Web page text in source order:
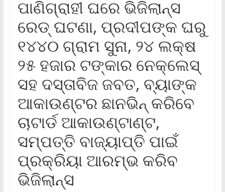
ପାଣିଗ୍ରାହୀ ଘରେ ଭିଜିଲାନ୍ସ
ରେଡ୍‌ ଘଟଣା, ପ୍ରଦୀପଙ୍କ ଘରୁ
୧୪୪୦ ଗ୍ରାମ ସୁନା, ୨୪ ଲକ୍ଷ
୨୫ ହଜାର ଟଙ୍କାର ନେକ୍‌ଲେସ୍‌
ସହ ଦସ୍ତାବିଜ ଜବତ, ବ୍ୟାଙ୍କ
ଆକାଉଣ୍ଟର ଛାନଭିନ୍ କରିବେ
ଚାଟାର୍ଡ ଆକାଉଣ୍ଟାଣ୍ଟ,
ସମ୍ପତ୍ତି ବାଜ୍ୟାପ୍ତି ପାଇଁ
ପ୍ରକ୍ରିୟା ଆରମ୍ଭ କରିବ
ଭିଜିଲାନ୍ସ